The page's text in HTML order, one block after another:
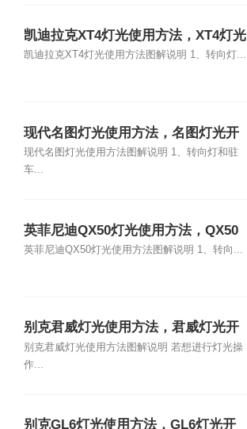
凯迪拉克XT4灯光使用方法，XT4灯光
开关图解说明
凯迪拉克XT4灯光使用方法图解说明 1、转向灯...
现代名图灯光使用方法，名图灯光开
关图解说明
现代名图灯光使用方法图解说明 1、转向灯和驻
车...
英菲尼迪QX50灯光使用方法，QX50
灯光开关图解说明
英菲尼迪QX50灯光使用方法图解说明 1、转向...
别克君威灯光使用方法，君威灯光开
关图解说明
别克君威灯光使用方法图解说明 若想进行灯光操
作...
别克GL6灯光使用方法，GL6灯光开